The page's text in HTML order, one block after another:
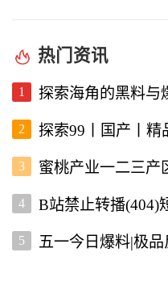
热门资讯
1
2
3
4 B站禁止转播(404)
5